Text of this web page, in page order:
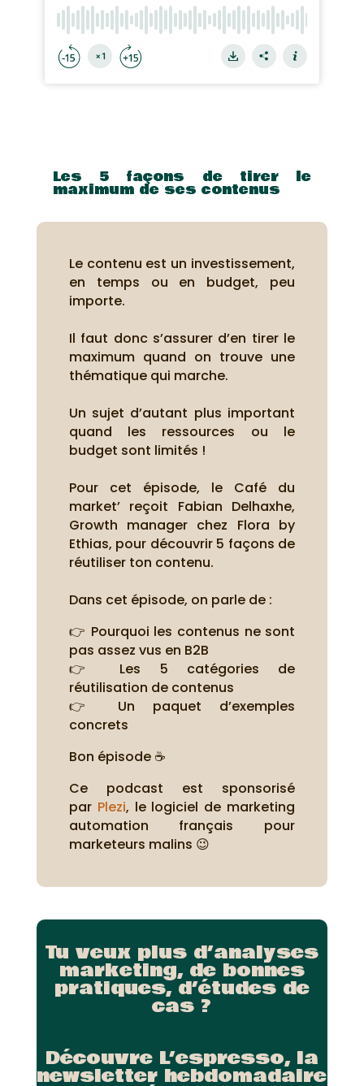
Les 5 façons de tirer le
maximum de ses contenus
Le contenu est un investissement,
en temps ou en budget, peu
importe.
Il faut donc s’assurer d’en tirer le
maximum quand on trouve une
thématique qui marche.
Un sujet d’autant plus important
quand les ressources ou le
budget sont limités !
Pour cet épisode, le Café du
market’ reçoit Fabian Delhaxhe,
Growth manager chez Flora by
Ethias, pour découvrir 5 façons de
réutiliser ton contenu.
Dans cet épisode, on parle de :
👉 Pourquoi les contenus ne sont
pas assez vus en B2B
👉 Les 5 catégories de
réutilisation de contenus
👉 Un paquet d’exemples
concrets
Bon épisode ☕
Ce podcast est sponsorisé
par Plezi, le logiciel de marketing
automation français pour
marketeurs malins 😉
Tu veux plus d’analyses
marketing, de bonnes
pratiques, d’études de
cas ?
Découvre L’espresso, la
newsletter hebdomadaire